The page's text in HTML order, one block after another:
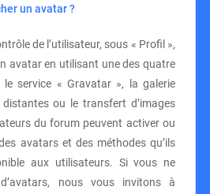
un avatar ?
de l’utilisateur, sous « Profil »,
avatar en utilisant une des quatre
le service « Gravatar », la galerie
distantes ou le transfert d’images
du forum peuvent activer ou
avatars et des méthodes qu’ils
aux utilisateurs. Si vous ne
nous vous invitons à